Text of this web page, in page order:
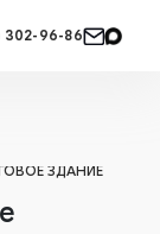
302-96-86
ЗДАНИЕ